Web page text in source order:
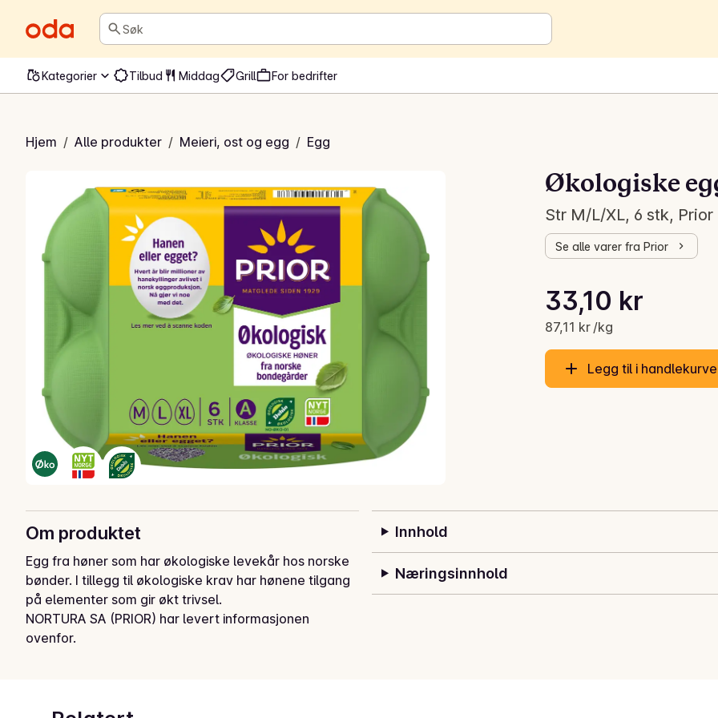
Søk
Kategorier Tilbud Middag Grill For bedrifter
Hjem / Alle produkter / Meieri, ost og egg / Egg
egg
Økologiske
Str M/L/XL, 6 stk, Prior
Se alle varer fra Prior
Gjeldende pris er: 33,10 kr
33,10 kr
87,11 kr /kg
Stykkpris: 87,11 kr /kg
Legg til i
Om produktet
Egg fra høner som har økologiske levekår hos norske
bønder. I tillegg til økologiske krav har hønene tilgang
på elementer som gir økt trivsel.
NORTURA SA (PRIOR) har levert informasjonen
ovenfor.
Innhold
Næringsinnhold